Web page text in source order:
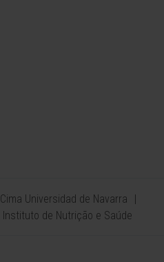
Cima Universidad de Navarra
Instituto de Nutrição e Saúde